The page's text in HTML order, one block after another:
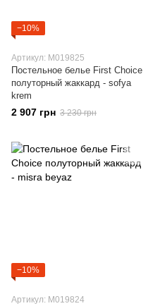
−10%
Артикул: M019825
Постельное белье First Choice
полуторный жаккард - sofya
krem
2 907 грн 3 230 грн
−10%
Артикул: M019824